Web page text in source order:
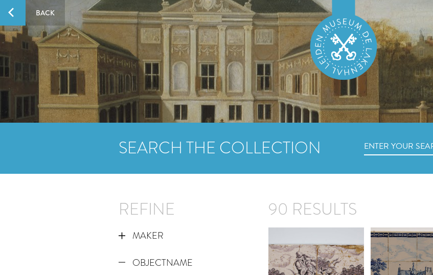
BACK
SEARCH THE COLLECTION
REFINE
MAKER
OBJECTNAME
90 RESULTS